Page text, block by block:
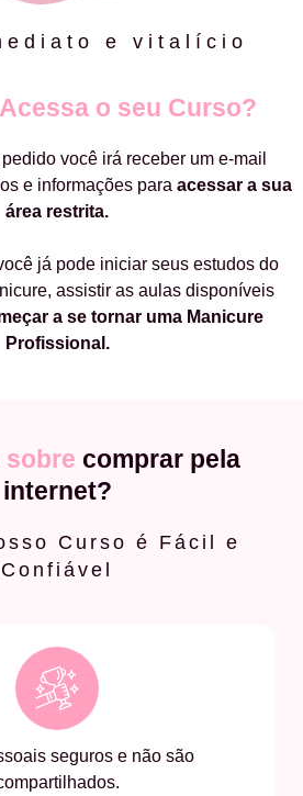
e vitalício
Acessa o seu Curso?
você irá receber um e-mail
e informações para acessar a sua
área restrita.
já pode iniciar seus estudos do
assistir as aulas disponíveis
a se tornar uma Manicure
Profissional.
sobre comprar pela
internet?
Curso é Fácil e
Confiável
seguros e não são